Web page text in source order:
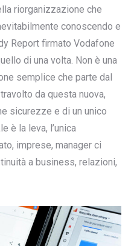
riorganizzazione che
conoscendo e
Report firmato Vodafone
di una volta. Non è una
semplice che parte dal
da questa nuova,
sicurezze e di un unico
è la leva, l’unica
imprese, manager ci
a business, relazioni,